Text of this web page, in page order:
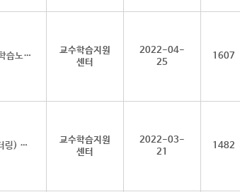
2022학년도 갓생을 위한 대학생활 전략 및 학습노하우 공모전 안내
교수학습지원
센터
2022-04-
25
1607
2022-1학기 자기주도적 학습커뮤니티(튜터링) 모집
교수학습지원
센터
2022-03-
21
1482